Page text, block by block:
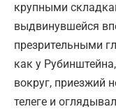
крупными
выдвинувшейся
презрительными
как у
вокруг, приезжий
телеге и